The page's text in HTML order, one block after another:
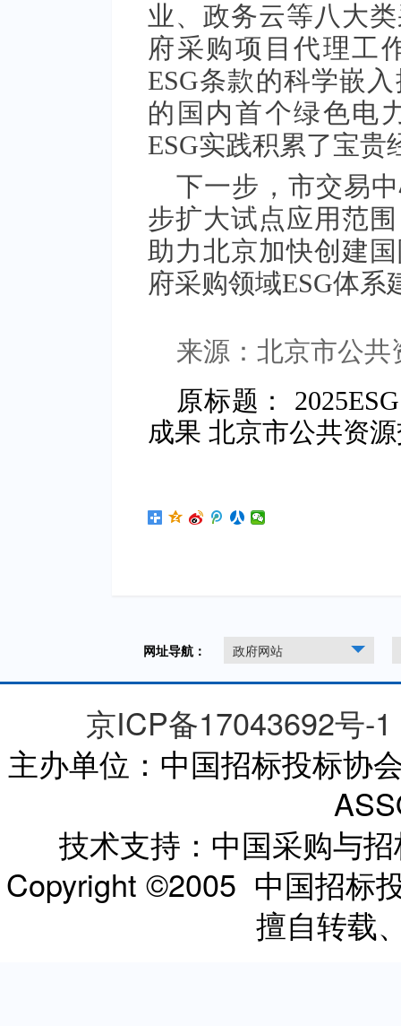
业、政务云等八大
府采购项目代理工
ESG条款的科学嵌
的国内首个绿色电
ESG实践积累了宝贵
下一步，市交易
步扩大试点应用范
助力北京加快创建
府采购领域ESG体系
来源：北京市公共
原标题：
成果 北京市公共资
网址导航： 政府网站
京ICP备17043692号-1
主办单位：中国招标投标协
技术支持：中国采购与
Copyright ©2005 中国招标
擅自转载